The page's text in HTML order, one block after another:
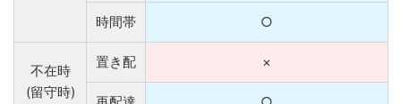
時間帯 ○
不在時
(留守時)
置き配 ×